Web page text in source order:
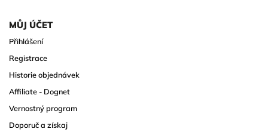
MŮJ ÚČET
Přihlášení
Registrace
Historie objednávek
Affiliate - Dognet
Vernostný program
Doporuč a získaj